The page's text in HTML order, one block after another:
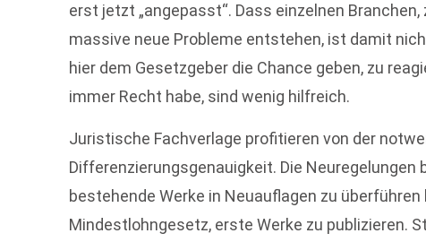
erst jetzt „angepasst“. Dass einzelnen
massive neue Probleme entstehen, ist damit
hier dem Gesetzgeber die Chance geben, zu
immer Recht habe, sind wenig hilfreich.
Juristische Fachverlage profitieren von der
Differenzierungsgenauigkeit. Die Neuregelungen
bestehende Werke in Neuauflagen zu überführen
Mindestlohngesetz, erste Werke zu publizieren.